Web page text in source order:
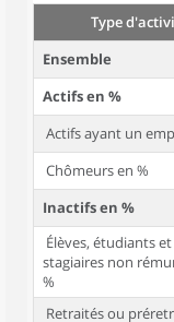
Type
Ensemble
Actifs en %
Actifs ayant un
Chômeurs en %
Inactifs en %
Élèves, étudiants et
stagiaires non
%
Retraités ou